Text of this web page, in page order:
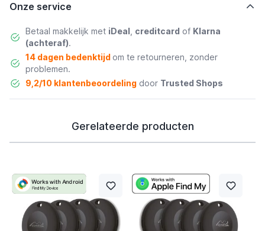
Onze service
Betaal makkelijk met iDeal creditcard of Klarna
(achteraf).
14 dagen bedenktijd om te retourneren, zonder
problemen.
9,2/10 klantenbeoordelingdoor Trusted Shops
Gerelateerde producten